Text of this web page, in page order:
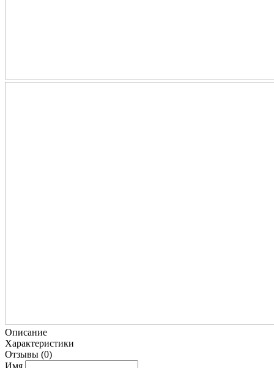
Описание
Характеристики
Отзывы (0)
Имя